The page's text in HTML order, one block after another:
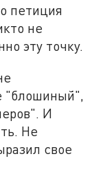
петиция
не
эту точку.
"блошиный",
И
Не
свое